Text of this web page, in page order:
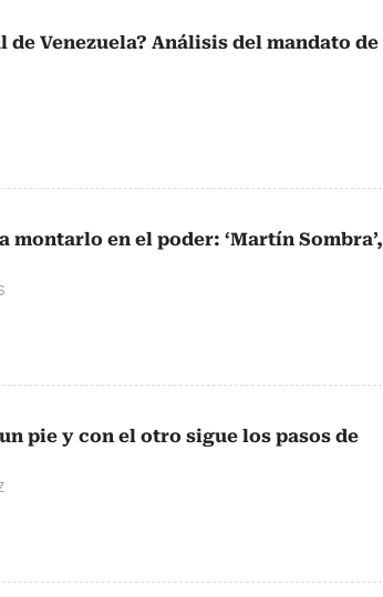
de Venezuela? Análisis del mandato de
montarlo en el poder: ‘Martín Sombra’,
pie y con el otro sigue los pasos de